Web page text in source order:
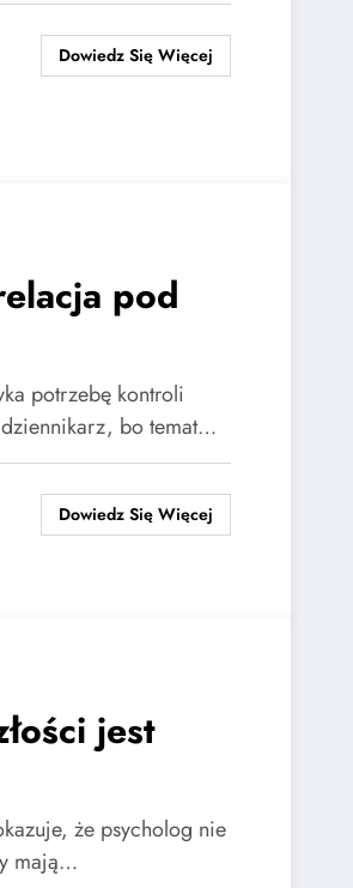
Dowiedz Się Więcej
pod
potrzebę kontroli
bo temat…
Dowiedz Się Więcej
jest
że psycholog nie
mają…